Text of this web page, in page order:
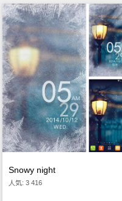
Snowy night
人気: 3 416